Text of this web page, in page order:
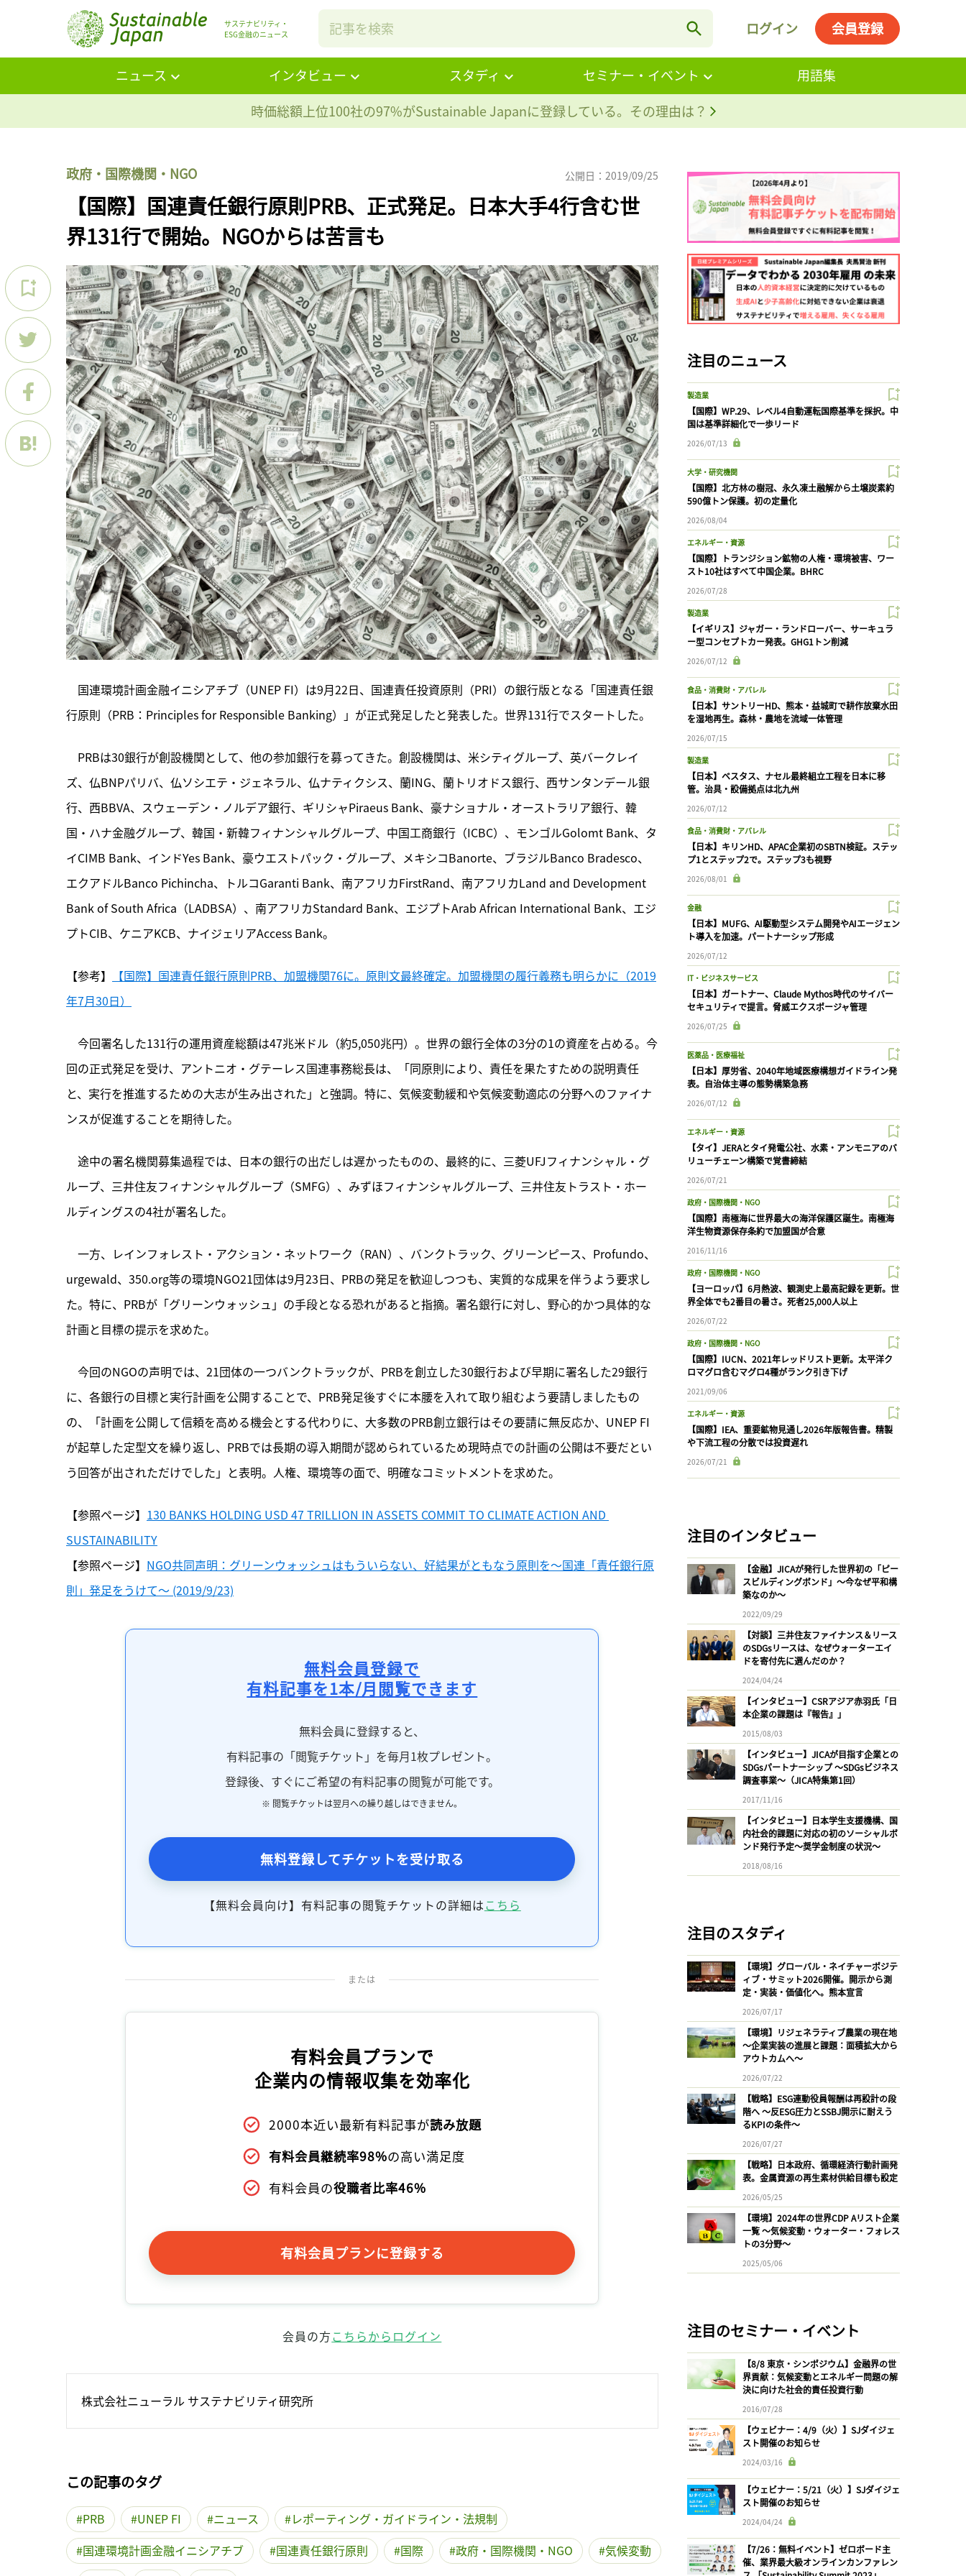
サステナビリティ・
ESG金融のニュース
ログイン 会員登録
ニュース インタビュー スタディ セミナー・イベント
用語集
時価総額上位100社の97%がSustainable Japanに登録している。その理由は？
政府・国際機関・NGO 公開日：2019/09/25
【国際】国連責任銀行原則PRB、正式発足。日本大手4行含む世
界131行で開始。NGOからは苦言も
国連環境計画金融イニシアチブ（UNEP FI）は9月22日、国連責任投資原則（PRI）の銀行版となる「国連責任銀
行原則（PRB：Principles for Responsible Banking）」が正式発足したと発表した。世界131行でスタートした。
PRBは30銀行が創設機関として、他の参加銀行を募ってきた。創設機関は、米シティグループ、英バークレイ
ズ、仏BNPパリバ、仏ソシエテ・ジェネラル、仏ナティクシス、蘭ING、蘭トリオドス銀行、西サンタンデール銀
行、西BBVA、スウェーデン・ノルデア銀行、ギリシャPiraeus Bank、豪ナショナル・オーストラリア銀行、韓
国・ハナ金融グループ、韓国・新韓フィナンシャルグループ、中国工商銀行（ICBC）、モンゴルGolomt Bank、タ
イCIMB Bank、インドYes Bank、豪ウエストパック・グループ、メキシコBanorte、ブラジルBanco Bradesco、
エクアドルBanco Pichincha、トルコGaranti Bank、南アフリカFirstRand、南アフリカLand and Development
Bank of South Africa（LADBSA）、南アフリカStandard Bank、エジプトArab African International Bank、エジ
プトCIB、ケニアKCB、ナイジェリアAccess Bank。
【参考】
【国際】国連責任銀行原則PRB、加盟機関76に。原則文最終確定。加盟機関の履行義務も明らかに（2019
年7月30日）
今回署名した131行の運用資産総額は47兆米ドル（約5,050兆円）。世界の銀行全体の3分の1の資産を占める。今
回の正式発足を受け、アントニオ・グテーレス国連事務総長は、「同原則により、責任を果たすための説明責任
と、実行を推進するための大志が生み出された」と強調。特に、気候変動緩和や気候変動適応の分野へのファイナ
ンスが促進することを期待した。
途中の署名機関募集過程では、日本の銀行の出だしは遅かったものの、最終的に、三菱UFJフィナンシャル・グ
ループ、三井住友フィナンシャルグループ（SMFG）、みずほフィナンシャルグループ、三井住友トラスト・ホー
ルディングスの4社が署名した。
一方、レインフォレスト・アクション・ネットワーク（RAN）、バンクトラック、グリーンピース、Profundo、
urgewald、350.org等の環境NGO21団体は9月23日、PRBの発足を歓迎しつつも、実質的な成果を伴うよう要求し
た。特に、PRBが「グリーンウォッシュ」の手段となる恐れがあると指摘。署名銀行に対し、野心的かつ具体的な
計画と目標の提示を求めた。
今回のNGOの声明では、21団体の一つバンクトラックが、PRBを創立した30銀行および早期に署名した29銀行
に、各銀行の目標と実行計画を公開することで、PRB発足後すぐに本腰を入れて取り組むよう要請しましたもの
の、「計画を公開して信頼を高める機会とする代わりに、大多数のPRB創立銀行はその要請に無反応か、UNEP FI
が起草した定型文を繰り返し、PRBでは長期の導入期間が認められているため現時点での計画の公開は不要だとい
う回答が出されただけでした」と表明。人権、環境等の面で、明確なコミットメントを求めた。
【参照ページ】 130 BANKS HOLDING USD 47 TRILLION IN ASSETS COMMIT TO CLIMATE ACTION AND
SUSTAINABILITY
【参照ページ】 NGO共同声明：グリーンウォッシュはもういらない、好結果がともなう原則を〜国連「責任銀行原
則」発足をうけて〜 (2019/9/23)
無料会員登録で
有料記事を1本/月閲覧できます
無料会員に登録すると、
有料記事の「閲覧チケット」を毎月1枚プレゼント。
登録後、すぐにご希望の有料記事の閲覧が可能です。
※ 閲覧チケットは翌月への繰り越しはできません。
無料登録してチケットを受け取る
【無料会員向け】有料記事の閲覧チケットの詳細はこちら
または
有料会員プランで
企業内の情報収集を効率化
2000本近い最新有料記事が読み放題
有料会員継続率98%の高い満足度
有料会員の役職者比率46%
有料会員プランに登録する
会員の方こちらからログイン
株式会社ニューラル サステナビリティ研究所
この記事のタグ
PRB UNEP FI ニュース
レポーティング・ガイドライン・法規制
国連環境計画金融イニシアチブ
国連責任銀行原則 国際 政府・国際機関・NGO
気候変動
注目のニュース
製造業
【国際】WP.29、レベル4自動運転国際基準を採択。中
国は基準詳細化で一歩リード
2026/07/13
大学・研究機関
【国際】北方林の樹冠、永久凍土融解から土壌炭素約
590億トン保護。初の定量化
2026/08/04
エネルギー・資源
【国際】トランジション鉱物の人権・環境被害、ワー
スト10社はすべて中国企業。BHRC
2026/07/28
製造業
【イギリス】ジャガー・ランドローバー、サーキュラ
ー型コンセプトカー発表。GHG1トン削減
2026/07/12
食品・消費財・アパレル
【日本】サントリーHD、熊本・益城町で耕作放棄水田
を湿地再生。森林・農地を流域一体管理
2026/07/15
製造業
【日本】ベスタス、ナセル最終組立工程を日本に移
管。治具・設備拠点は北九州
2026/07/12
食品・消費財・アパレル
【日本】キリンHD、APAC企業初のSBTN検証。ステッ
プ1とステップ2で。ステップ3も視野
2026/08/01
金融
【日本】MUFG、AI駆動型システム開発やAIエージェン
ト導入を加速。パートナーシップ形成
2026/07/12
IT・ビジネスサービス
【日本】ガートナー、Claude Mythos時代のサイバー
セキュリティで提言。脅威エクスポージャ管理
2026/07/25
医薬品・医療福祉
【日本】厚労省、2040年地域医療構想ガイドライン発
表。自治体主導の態勢構築急務
2026/07/12
エネルギー・資源
【タイ】JERAとタイ発電公社、水素・アンモニアのバ
リューチェーン構築で覚書締結
2026/07/21
政府・国際機関・NGO
【国際】南極海に世界最大の海洋保護区誕生。南極海
洋生物資源保存条約で加盟国が合意
2016/11/16
政府・国際機関・NGO
【ヨーロッパ】6月熱波、観測史上最高記録を更新。世
界全体でも2番目の暑さ。死者25,000人以上
2026/07/22
政府・国際機関・NGO
【国際】IUCN、2021年レッドリスト更新。太平洋ク
ロマグロ含むマグロ4種がランク引き下げ
2021/09/06
エネルギー・資源
【国際】IEA、重要鉱物見通し2026年版報告書。精製
や下流工程の分散では投資遅れ
2026/07/21
注目のインタビュー
【金融】JICAが発行した世界初の「ピー
スビルディングボンド」〜今なぜ平和構
築なのか〜
2022/09/29
【対談】三井住友ファイナンス＆リース
のSDGsリースは、なぜウォーターエイ
ドを寄付先に選んだのか？
2024/04/24
【インタビュー】CSRアジア赤羽氏「日
本企業の課題は『報告』」
2015/08/03
【インタビュー】JICAが目指す企業との
SDGsパートナーシップ 〜SDGsビジネス
調査事業〜（JICA特集第1回）
2017/11/16
【インタビュー】日本学生支援機構、国
内社会的課題に対応の初のソーシャルボ
ンド発行予定〜奨学金制度の状況〜
2018/08/16
注目のスタディ
【環境】グローバル・ネイチャーポジテ
ィブ・サミット2026開催。開示から測
定・実装・価値化へ。熊本宣言
2026/07/17
【環境】リジェネラティブ農業の現在地
〜企業実装の進展と課題：面積拡大から
アウトカムへ〜
2026/07/22
【戦略】ESG連動役員報酬は再設計の段
階へ 〜反ESG圧力とSSBJ開示に耐えう
るKPIの条件〜
2026/07/27
【戦略】日本政府、循環経済行動計画発
表。金属資源の再生素材供給目標も設定
2026/05/25
【環境】2024年の世界CDP Aリスト企業
一覧 〜気候変動・ウォーター・フォレス
トの3分野〜
2025/05/06
注目のセミナー・イベント
【8/8 東京・シンポジウム】金融界の世
界貢献：気候変動とエネルギー問題の解
決に向けた社会的責任投資行動
2016/07/28
【ウェビナー：4/9（火）】SJダイジェ
スト開催のお知らせ
2024/03/16
【ウェビナー：5/21（火）】SJダイジェ
スト開催のお知らせ
2024/04/24
【7/26：無料イベント】ゼロボード主
催、業界最大級オンラインカンファレン
ログイン